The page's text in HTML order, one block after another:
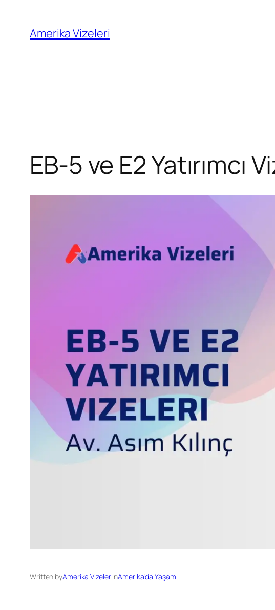
Amerika Vizeleri
EB-5 ve E2 Yatırımcı
Written byAmerika VizeleriinAmerika’da Yaşam